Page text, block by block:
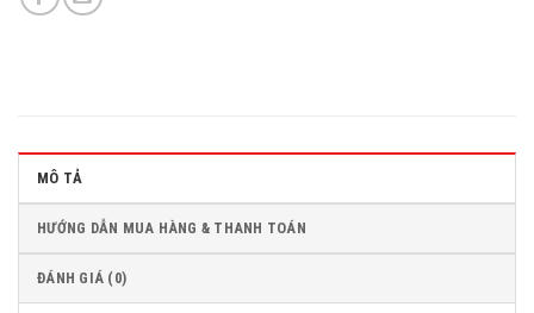
MÔ TẢ
HƯỚNG DẪN MUA HÀNG & THANH TOÁN
ĐÁNH GIÁ (0)